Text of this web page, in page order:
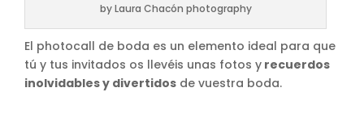
by Laura Chacón photography
El photocall de boda es un elemento ideal para que
tú y tus invitados os llevéis unas fotos y recuerdos
inolvidables y divertidos de vuestra boda.